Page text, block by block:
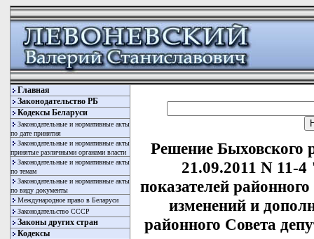
Главная
Законодательство РБ
Кодексы Беларуси
Законодательные и нормативные акты
по дате принятия
Законодательные и нормативные акты
принятые различными органами власти
Законодательные и нормативные акты
по темам
Законодательные и нормативные акты
по виду документы
Международное право в Беларуси
Законодательство СССР
Законы других стран
Кодексы
Решение Быховского
21.09.2011 N 11-
показателей
изменений и
районного Совета